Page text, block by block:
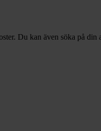
Du kan även söka på din